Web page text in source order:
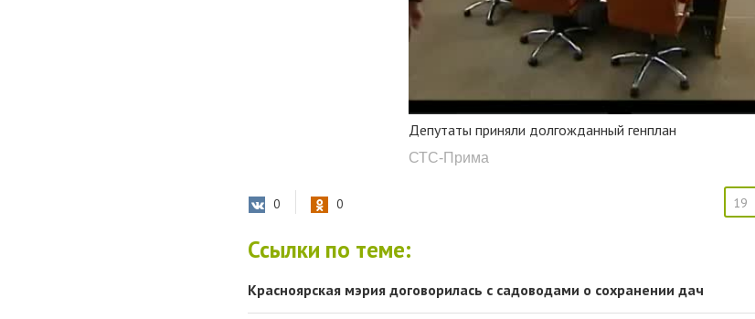
Депутаты приняли долгожданный генплан
СТС-Прима
0 0 19
Ссылки по теме:
Красноярская мэрия договорилась с садоводами о сохранении дач